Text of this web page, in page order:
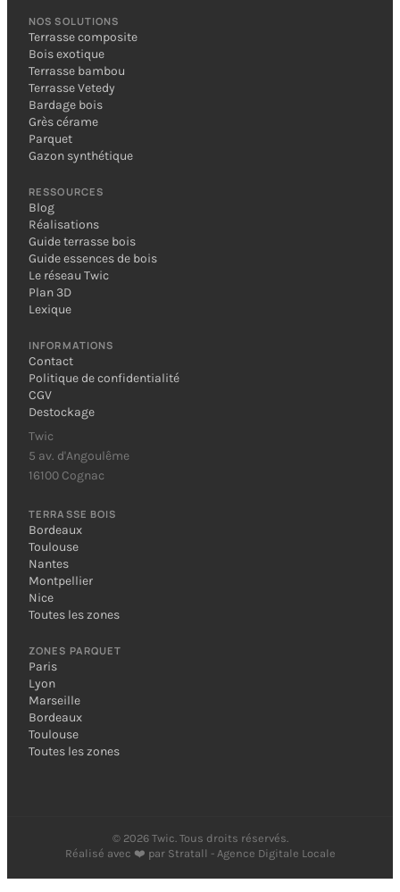
NOS SOLUTIONS
Terrasse composite
Bois exotique
Terrasse bambou
Terrasse Vetedy
Bardage bois
Grès cérame
Parquet
Gazon synthétique
RESSOURCES
Blog
Réalisations
Guide terrasse bois
Guide essences de bois
Le réseau Twic
Plan 3D
Lexique
INFORMATIONS
Contact
Politique de confidentialité
CGV
Destockage
Twic
5 av. d'Angoulême
16100 Cognac
TERRASSE BOIS
Bordeaux
Toulouse
Nantes
Montpellier
Nice
Toutes les zones
ZONES PARQUET
Paris
Lyon
Marseille
Bordeaux
Toulouse
Toutes les zones
© 2026Twic. Tous droits réservés.
Réalisé avec ❤️ par Stratall - Agence Digitale Locale